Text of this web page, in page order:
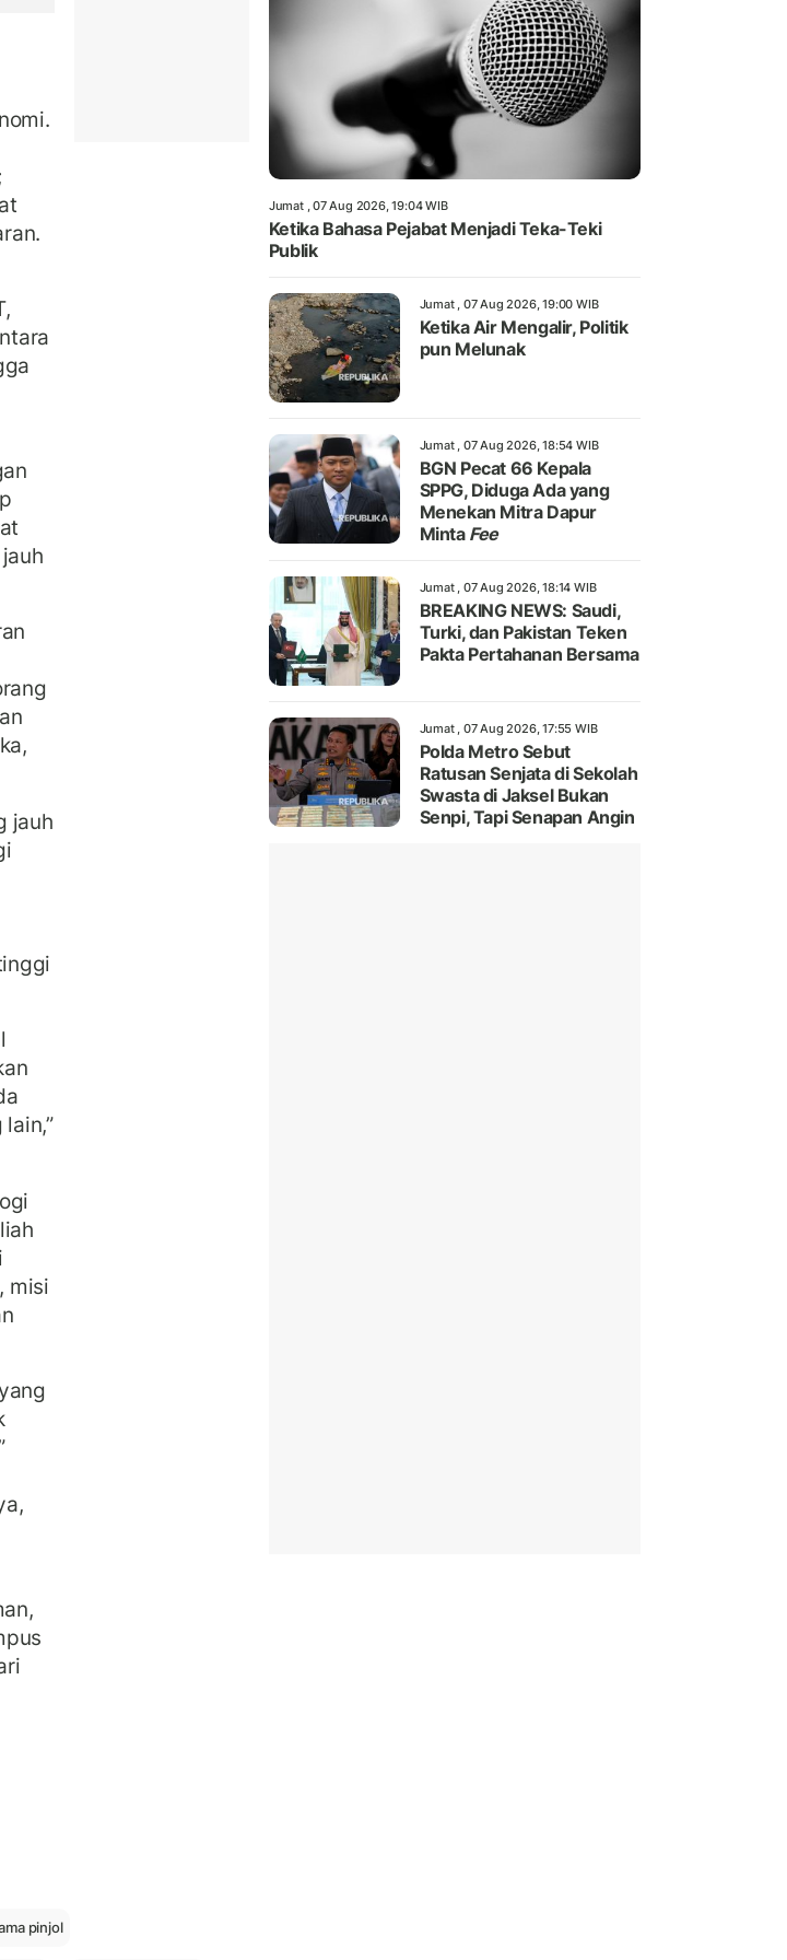
jauh
misi
pinjol
Jumat , 07 Aug 2026, 19:04 WIB
Ketika Bahasa Pejabat Menjadi Teka-Teki
Publik
Jumat , 07 Aug 2026, 19:00 WIB
Ketika Air Mengalir, Politik
pun Melunak
Jumat , 07 Aug 2026, 18:54 WIB
BGN Pecat 66 Kepala
SPPG, Diduga Ada yang
Menekan Mitra Dapur
Minta Fee
Jumat , 07 Aug 2026, 18:14 WIB
BREAKING NEWS: Saudi,
Turki, dan Pakistan Teken
Pakta Pertahanan Bersama
Jumat , 07 Aug 2026, 17:55 WIB
Polda Metro Sebut
Ratusan Senjata di Sekolah
Swasta di Jaksel Bukan
Senpi, Tapi Senapan Angin